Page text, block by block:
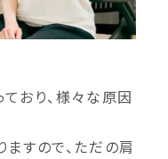
おり、様々な原因
すので、ただの肩